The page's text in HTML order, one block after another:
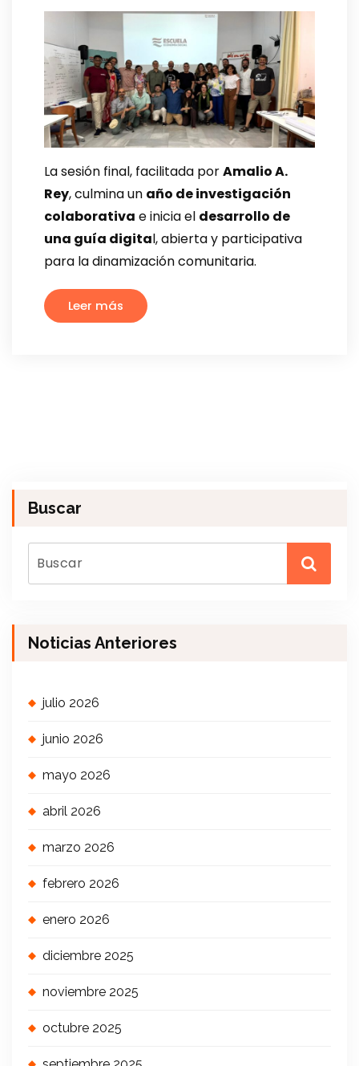
La sesión final, facilitada porAmalio A.
Rey, culmina un año de investigación
colaborativa e inicia el desarrollo de
una guía digital, abierta y participativa
para la dinamización comunitaria.
Leer más
Buscar
Noticias Anteriores
julio 2026
junio 2026
mayo 2026
abril 2026
marzo 2026
febrero 2026
enero 2026
diciembre 2025
noviembre 2025
octubre 2025